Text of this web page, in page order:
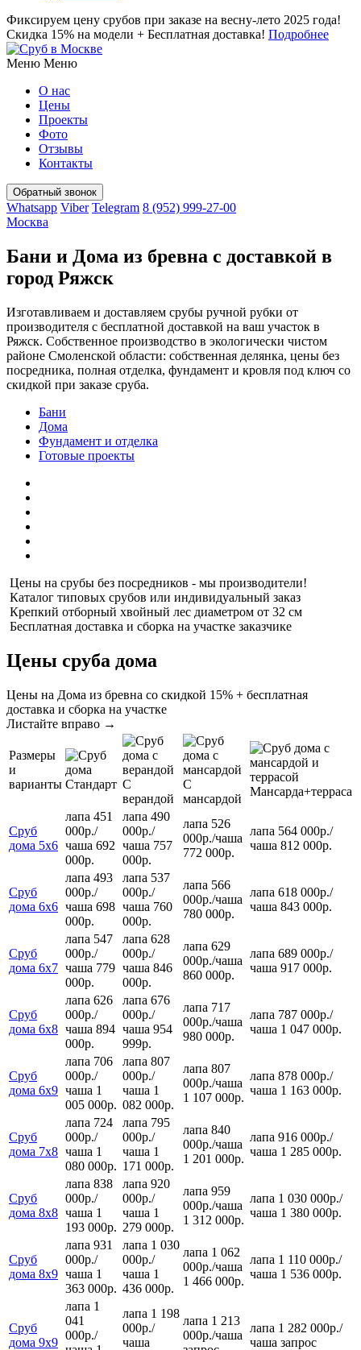
Фиксируем цену срубов при заказе на весну-лето 2025 года!
Скидка 15% на модели + Бесплатная доставка! Подробнее
Меню Меню
О нас
Цены
Проекты
Фото
Отзывы
Контакты
Whatsapp Viber Telegram 8 (952) 999-27-00
Москва
Бани и Дома из бревна с доставкой в
город Ряжск
Изготавливаем и доставляем срубы ручной рубки от
производителя с бесплатной доставкой на ваш участок в
Ряжск. Собственное производство в экологически чистом
районе Смоленской области: собственная делянка, цены без
посредника, полная отделка, фундамент и кровля под ключ со
скидкой при заказе сруба.
Бани
Дома
Фундамент и отделка
Готовые проекты
Цены на срубы без посредников - мы производители!
Каталог типовых срубов или индивидуальный заказ
Крепкий отборный хвойный лес диаметром от 32 см
Бесплатная доставка и сборка на участке заказчике
Цены сруба дома
Цены на Дома из бревна со скидкой 15% + бесплатная
доставка и сборка на участке
Листайте вправо →
Размеры
и
варианты Стандарт С
верандой
С
мансардой
Мансарда+терраса
Сруб
дома 5х6
лапа 451
000р./
чаша 692
000р.
лапа 490
000р./
чаша 757
000р.
лапа 526
000р./чаша
772 000р.
лапа 564 000р./
чаша 812 000р.
Сруб
дома 6х6
лапа 493
000р./
чаша 698
000р.
лапа 537
000р./
чаша 760
000р.
лапа 566
000р./чаша
780 000р.
лапа 618 000р./
чаша 843 000р.
Сруб
дома 6х7
лапа 547
000р./
чаша 779
000р.
лапа 628
000р./
чаша 846
000р.
лапа 629
000р./чаша
860 000р.
лапа 689 000р./
чаша 917 000р.
Сруб
дома 6х8
лапа 626
000р./
чаша 894
000р.
лапа 676
000р./
чаша 954
999р.
лапа 717
000р./чаша
980 000р.
лапа 787 000р./
чаша 1 047 000р.
Сруб
дома 6х9
лапа 706
000р./
чаша 1
005 000р.
лапа 807
000р./
чаша 1
082 000р.
лапа 807
000р./чаша
1 107 000р.
лапа 878 000р./
чаша 1 163 000р.
Сруб
дома 7х8
лапа 724
000р./
чаша 1
080 000р.
лапа 795
000р./
чаша 1
171 000р.
лапа 840
000р./чаша
1 201 000р.
лапа 916 000р./
чаша 1 285 000р.
Сруб
дома 8х8
лапа 838
000р./
чаша 1
193 000р.
лапа 920
000р./
чаша 1
279 000р.
лапа 959
000р./чаша
1 312 000р.
лапа 1 030 000р./
чаша 1 380 000р.
Сруб
дома 8х9
лапа 931
000р./
чаша 1
363 000р.
лапа 1 030
000р./
чаша 1
436 000р.
лапа 1 062
000р./чаша
1 466 000р.
лапа 1 110 000р./
чаша 1 536 000р.
Сруб
дома 9х9
лапа 1
041
000р./
лапа 1 198
000р./
чаша
лапа 1 213
000р./чаша
лапа 1 282 000р./
чаша запрос